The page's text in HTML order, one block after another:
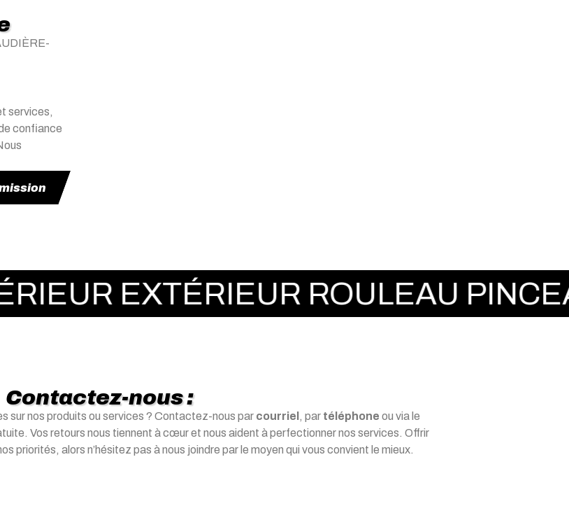
services,
confiance
ROULEAU PINCEAU
Contactez-nous :
sur nos produits ou services ? Contactez-nous par courriel , par téléphone ou via le
Vos retours nous tiennent à cœur et nous aident à perfectionner nos services. Offrir
priorités, alors n’hésitez pas à nous joindre par le moyen qui vous convient le mieux.